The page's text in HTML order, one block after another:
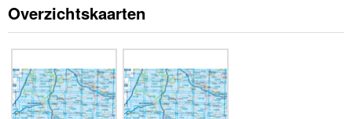
Overzichtskaarten